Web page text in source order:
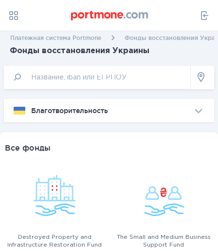
Платежная система Portmone Фонды восстановления
Фонды восстановления Украины
Благотворительность
Все фонды
Destroyed Property and
Infrastructure Restoration Fund
The Small and Medium Business
Support Fund